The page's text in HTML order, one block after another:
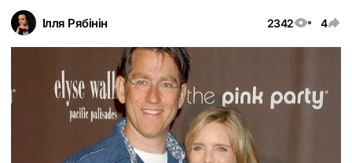
Ілля Рябінін 2342 4